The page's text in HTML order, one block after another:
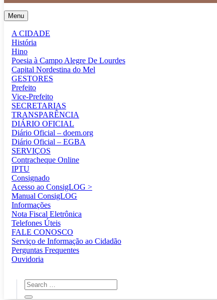
Menu
A CIDADE
História
Hino
Poesia à Campo Alegre De Lourdes
Capital Nordestina do Mel
GESTORES
Prefeito
Vice-Prefeito
SECRETARIAS
TRANSPARÊNCIA
DIÁRIO OFICIAL
Diário Oficial – doem.org
Diário Oficial – EGBA
SERVIÇOS
Contracheque Online
IPTU
Consignado
Acesso ao ConsigLOG >
Manual ConsigLOG
Informações
Nota Fiscal Eletrônica
Telefones Úteis
FALE CONOSCO
Serviço de Informação ao Cidadão
Perguntas Frequentes
Ouvidoria